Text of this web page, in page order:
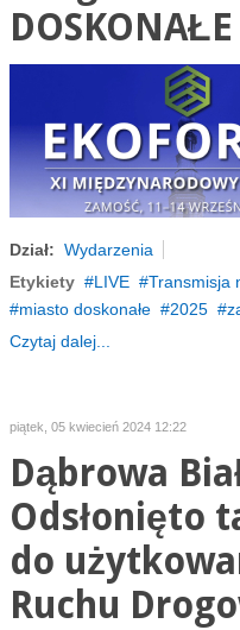
DOSKONAŁE
Dział: Wydarzenia
Etykiety
LIVE Transmisja
miasto doskonałe
2025
Czytaj dalej...
piątek, 05 kwiecień 2024 12:22
Dąbrowa
Odsłonięto
do
Ruchu